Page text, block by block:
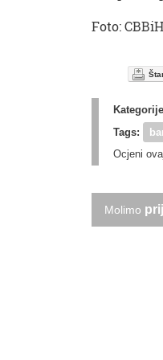
Foto: CBBiH
Tags:
Ocjeni
Molimo